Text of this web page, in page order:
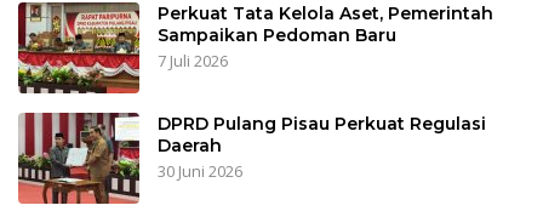
Perkuat Tata Kelola Aset, Pemerintah
Sampaikan Pedoman Baru
7 Juli 2026
DPRD Pulang Pisau Perkuat Regulasi
Daerah
30 Juni 2026